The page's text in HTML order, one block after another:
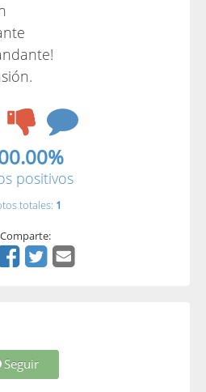
positivos
totales: 1
Comparte:
Seguir